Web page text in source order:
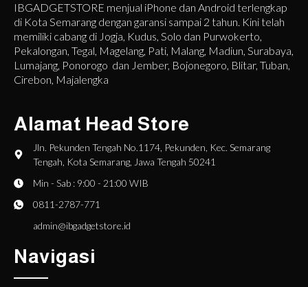
IBGADGETSTORE menjual iPhone dan Android terlengkap
di Kota Semarang dengan garansi sampai 2 tahun. Kini telah
memiliki cabang di Jogja, Kudus, Solo dan Purwokerto,
Pekalongan, Tegal, Magelang, Pati, Malang, Madiun, Surabaya,
Lumajang, Ponorogo dan Jember, Bojonegoro, Blitar, Tuban,
Cirebon, Majalengka
Alamat Head Store
Jln. Pekunden Tengah No.1174, Pekunden, Kec. Semarang
Tengah, Kota Semarang, Jawa Tengah 50241
Min - Sab : 9:00 - 21:00 WIB
0811-2787-771
admin@ibgadgetstore.id
Navigasi